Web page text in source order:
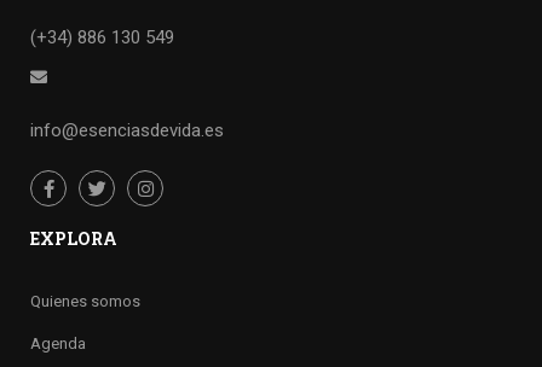
(+34) 886 130 549
info@esenciasdevida.es
EXPLORA
Quienes somos
Agenda